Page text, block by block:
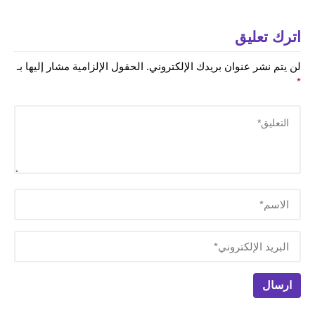
اترك تعليق
لن يتم نشر عنوان بريدك الإلكتروني. الحقول الإلزامية مشار إليها بـ
*